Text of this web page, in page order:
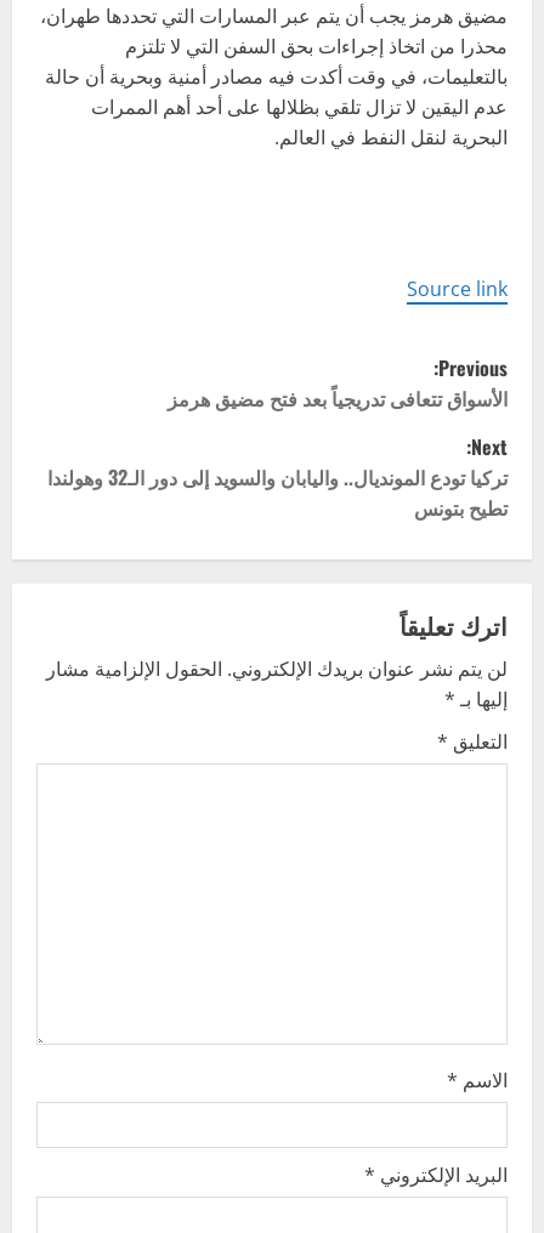
مضيق هرمز يجب أن يتم عبر المسارات التي تحددها طهران،
محذرا من اتخاذ إجراءات بحق السفن التي لا تلتزم
بالتعليمات، في وقت أكدت فيه مصادر أمنية وبحرية أن حالة
عدم اليقين لا تزال تلقي بظلالها على أحد أهم الممرات
البحرية لنقل النفط في العالم.
Source link
P
o
s
t
n
a
v
i
g
Previous:
الأسواق تتعافى تدريجياً بعد فتح مضيق هرمز
Next:
تركيا تودع المونديال.. واليابان والسويد إلى دور الـ32 وهولندا
تطيح بتونس
اترك تعليقاً
لن يتم نشر عنوان بريدك الإلكتروني. الحقول الإلزامية مشار
إليها بـ*
التعليق *
الاسم *
البريد الإلكتروني *